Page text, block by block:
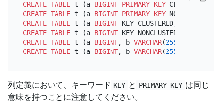
CREATE TABLE t (a BIGINT PRIMARY KEY CLUSTERED, b
CREATE TABLE t (a BIGINT PRIMARY KEY
CREATE TABLE t (a BIGINT KEY CLUSTERED, b
CREATE TABLE t (a BIGINT KEY NONCLUSTERED, b
CREATE TABLE t (a BIGINT, b VARCHAR(255
CREATE TABLE t (a BIGINT, b VARCHAR(255
列定義において、キーワード KEY と PRIMARY KEY は同じ
意味を持つことに注意してください。